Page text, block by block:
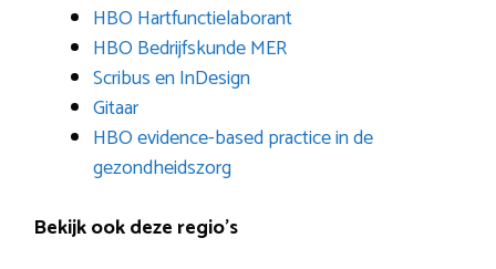
HBO Hartfunctielaborant
HBO Bedrijfskunde MER
Scribus en InDesign
Gitaar
HBO evidence-based practice in de
gezondheidszorg
Bekijk ook deze regio’s